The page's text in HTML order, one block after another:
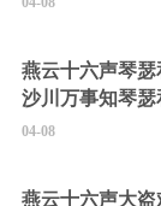
燕云十六声琴
沙川万事知琴瑟
04-08
燕云十六声大